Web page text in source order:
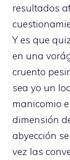
resultados
Y es que
en una
cruento
sea yo un
manicomio
dimensión
abyección
vez las